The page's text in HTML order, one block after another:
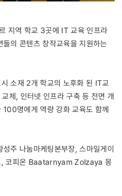
지역 학교 3곳에 IT 교육 인프라
들의 콘텐츠 창작교육을 지원하는
소재 2개 학교의 노후화 된 IT교
체, 인터넷 인프라 구축 등 전면 개
100명에게 역량 강화 교육도 함께
주 나눔마케팅본부장, 스마일게이
, 코피온 Baatarnyam Zolzaya 몽